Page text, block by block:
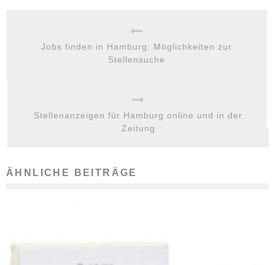
Jobs finden in Hamburg: Möglichkeiten zur
Stellensuche
Stellenanzeigen für Hamburg online und in der
Zeitung
ÄHNLICHE BEITRÄGE